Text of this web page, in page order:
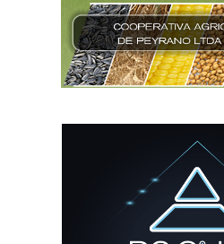
Profundo pesar en la comunidad
de El Socorro...
18 enero, 2026